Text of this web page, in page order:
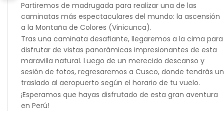
Partiremos de madrugada para realizar una de las
caminatas más espectaculares del mundo: la ascensión
a la Montaña de Colores (Vinicunca).
Tras una caminata desafiante, llegaremos a la cima para
disfrutar de vistas panorámicas impresionantes de esta
maravilla natural. Luego de un merecido descanso y
sesión de fotos, regresaremos a Cusco, donde tendrás un
traslado al aeropuerto según el horario de tu vuelo.
¡Esperamos que hayas disfrutado de esta gran aventura
en Perú!